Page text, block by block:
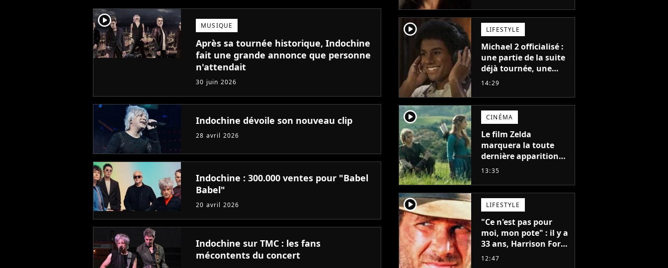
player2 MUSIQUE
Après sa tournée historique, Indochine
fait une grande annonce que personne
n'attendait
30 juin 2026
Indochine dévoile son nouveau clip
28 avril 2026
Indochine : 300.000 ventes pour "Babel
Babel"
20 avril 2026
Indochine sur TMC : les fans
mécontents du concert
son album Petal
player2 LIFESTYLE
Michael 2 officialisé :
une partie de la suite
déjà tournée, une
sortie possible en
14:29
player2 CINÉMA
Le film Zelda
marquera la toute
dernière apparition
de cet acteur
disparu trop tôt
13:35
player2 LIFESTYLE
"Ce n'est pas pour
moi, mon pote" : il y a
33 ans, Harrison Ford
refusait l'un des plus
12:47